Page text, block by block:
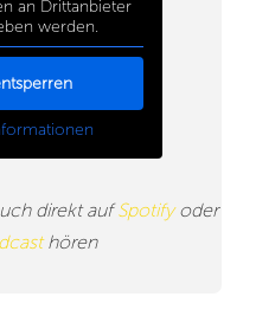
an Drittanbieter
werden.
direkt aufSpotifyoder
hören